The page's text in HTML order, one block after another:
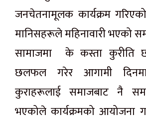
जनचेतनामूलक कार्यक्रम
मानिसहरूले महिनावारी भएको
सामाजमा के कस्ता कुरीति
छलफल गरेर आगामी
कुराहरूलाई समाजबाट नै
भएकोले कार्यक्रमको आयोजना